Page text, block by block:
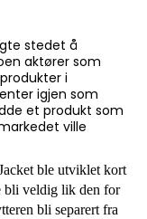
stedet å
aktører som
i
igjen som
et produkt som
ville
ble utviklet kort
bli veldig lik den for
bli separert fra